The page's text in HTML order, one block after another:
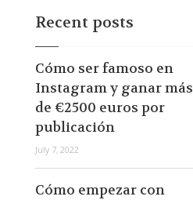
Recent posts
Cómo ser famoso en
Instagram y ganar más
de €2500 euros por
publicación
July 7, 2022
Cómo empezar con